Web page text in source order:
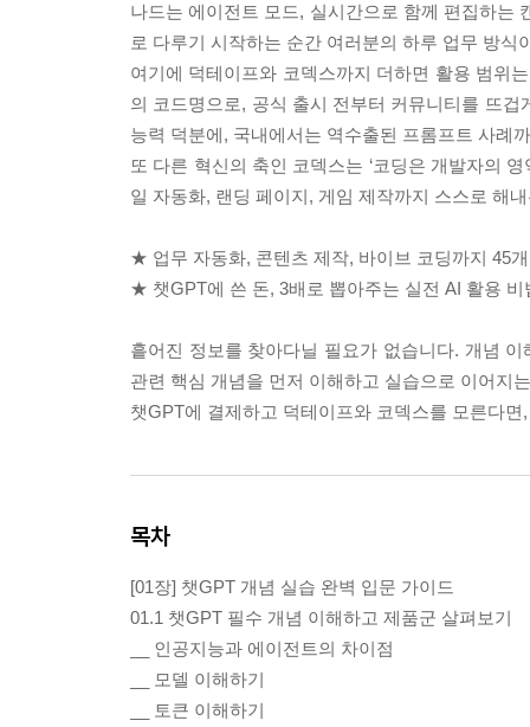
나드는 에이전트 모드, 실시간으로 함께 편집하는
로 다루기 시작하는 순간 여러분의 하루 업무 방식
여기에 덕테이프와 코덱스까지 더하면 활용 범위
의 코드명으로, 공식 출시 전부터 커뮤니티를 뜨
능력 덕분에, 국내에서는 역수출된 프롬프트 사례
또 다른 혁신의 축인 코덱스는 ‘코딩은 개발자의
일 자동화, 랜딩 페이지, 게임 제작까지 스스로 해
★ 업무 자동화, 콘텐츠 제작, 바이브 코딩까지 45
★ 챗GPT에 쓴 돈, 3배로 뽑아주는 실전 AI 활용
흩어진 정보를 찾아다닐 필요가 없습니다. 개념
관련 핵심 개념을 먼저 이해하고 실습으로 이어지
챗GPT에 결제하고 덕테이프와 코덱스를 모른다
목차
[01장] 챗GPT 개념 실습 완벽 입문 가이드
01.1 챗GPT 필수 개념 이해하고 제품군 살펴보기
__ 인공지능과 에이전트의 차이점
__ 모델 이해하기
__ 토큰 이해하기